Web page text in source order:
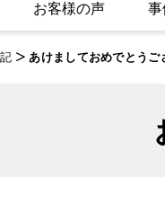
お客様の声 事
> あけましておめでとうご